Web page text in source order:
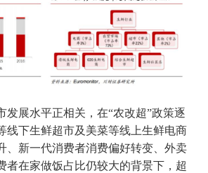
发展水平正相关，在“农改超”政策逐
线下生鲜超市及美菜等线上生鲜电商
、新一代消费者消费偏好转变、外卖
者在家做饭占比仍较大的背景下，超